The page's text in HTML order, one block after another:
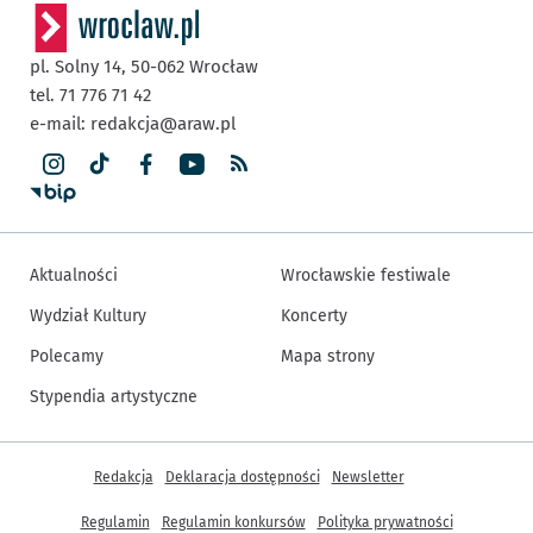
pl. Solny 14, 50-062 Wrocław
tel. 71 776 71 42
e-mail: redakcja@araw.pl
Aktualności
Wydział Kultury
Polecamy
Stypendia artystyczne
Wrocławskie festiwale
Koncerty
Mapa strony
Inne informacje
Redakcja Deklaracja dostępności Newsletter
Regulamin Regulamin konkursów Polityka prywatności